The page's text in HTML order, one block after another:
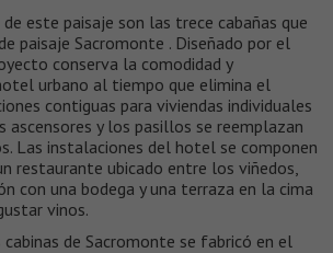
este paisaje son las trece cabañas que
paisaje Sacromonte . Diseñado por el
conserva la comodidad y
urbano al tiempo que elimina el
contiguas para viviendas individuales
ascensores y los pasillos se reemplazan
Las instalaciones del hotel se componen
restaurante ubicado entre los viñedos,
con una bodega y una terraza en la cima
vinos.
de Sacromonte se fabricó en el